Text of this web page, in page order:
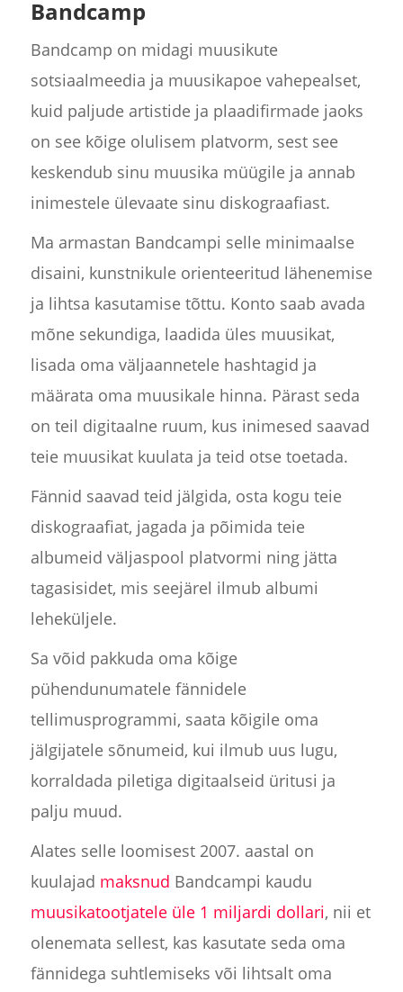
Bandcamp
Bandcamp on midagi muusikute
sotsiaalmeedia ja muusikapoe vahepealset,
kuid paljude artistide ja plaadifirmade jaoks
on see kõige olulisem platvorm, sest see
keskendub sinu muusika müügile ja annab
inimestele ülevaate sinu diskograafiast.
Ma armastan Bandcampi selle minimaalse
disaini, kunstnikule orienteeritud lähenemise
ja lihtsa kasutamise tõttu. Konto saab avada
mõne sekundiga, laadida üles muusikat,
lisada oma väljaannetele hashtagid ja
määrata oma muusikale hinna. Pärast seda
on teil digitaalne ruum, kus inimesed saavad
teie muusikat kuulata ja teid otse toetada.
Fännid saavad teid jälgida, osta kogu teie
diskograafiat, jagada ja põimida teie
albumeid väljaspool platvormi ning jätta
tagasisidet, mis seejärel ilmub albumi
leheküljele.
Sa võid pakkuda oma kõige
pühendunumatele fännidele
tellimusprogrammi, saata kõigile oma
jälgijatele sõnumeid, kui ilmub uus lugu,
korraldada piletiga digitaalseid üritusi ja
palju muud.
Alates selle loomisest 2007. aastal on
kuulajad maksnud Bandcampi kaudu
muusikatootjatele üle 1 miljardi dollari, nii et
olenemata sellest, kas kasutate seda oma
fännidega suhtlemiseks või lihtsalt oma